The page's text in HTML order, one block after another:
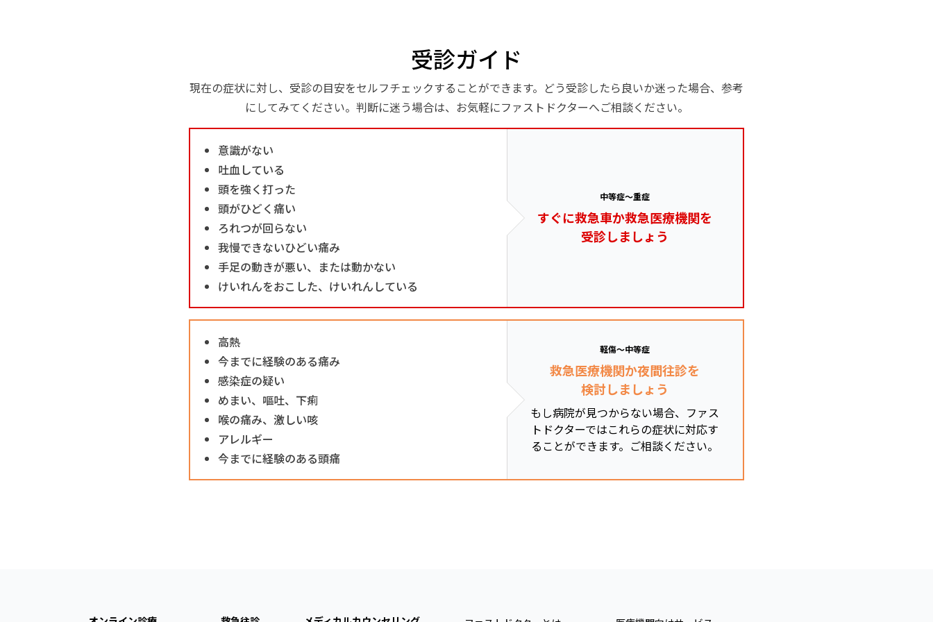
受診ガイド
現在の症状に対し、受診の目安をセルフチェックすることができます。どう受診したら良いか迷った場合、参考
にしてみてください。判断に迷う場合は、お気軽にファストドクターへご相談ください。
意識がない
吐血している
頭を強く打った
頭がひどく痛い
ろれつが回らない
我慢できないひどい痛み
手足の動きが悪い、または動かない
けいれんをおこした、けいれんしている
中等症～重症
すぐに救急車か救急医療機関を
受診しましょう
高熱
今までに経験のある痛み
感染症の疑い
めまい、嘔吐、下痢
喉の痛み、激しい咳
アレルギー
今までに経験のある頭痛
軽傷～中等症
救急医療機関か夜間往診を
検討しましょう
もし病院が見つからない場合、ファス
トドクターではこれらの症状に対応す
ることができます。ご相談ください。